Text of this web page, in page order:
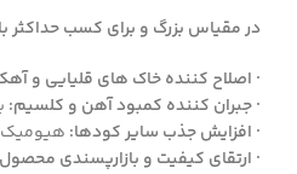
در مقیاس بزرگ و برای کسب
· اصلاح کننده خاک های قلیایی و
· جبران کننده کمبود آهن و کلسیم:
· افزایش جذب سایر کودها: هیومیک
· ارتقای کیفیت و بازارپسندی